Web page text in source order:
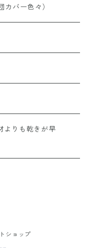
バー色々）
よりも乾きが早
ショップ